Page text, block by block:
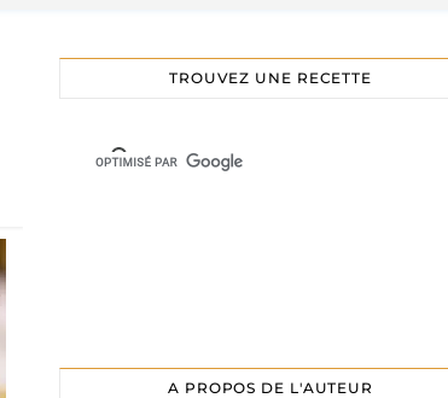
TROUVEZ UNE RECETTE
A PROPOS DE L'AUTEUR